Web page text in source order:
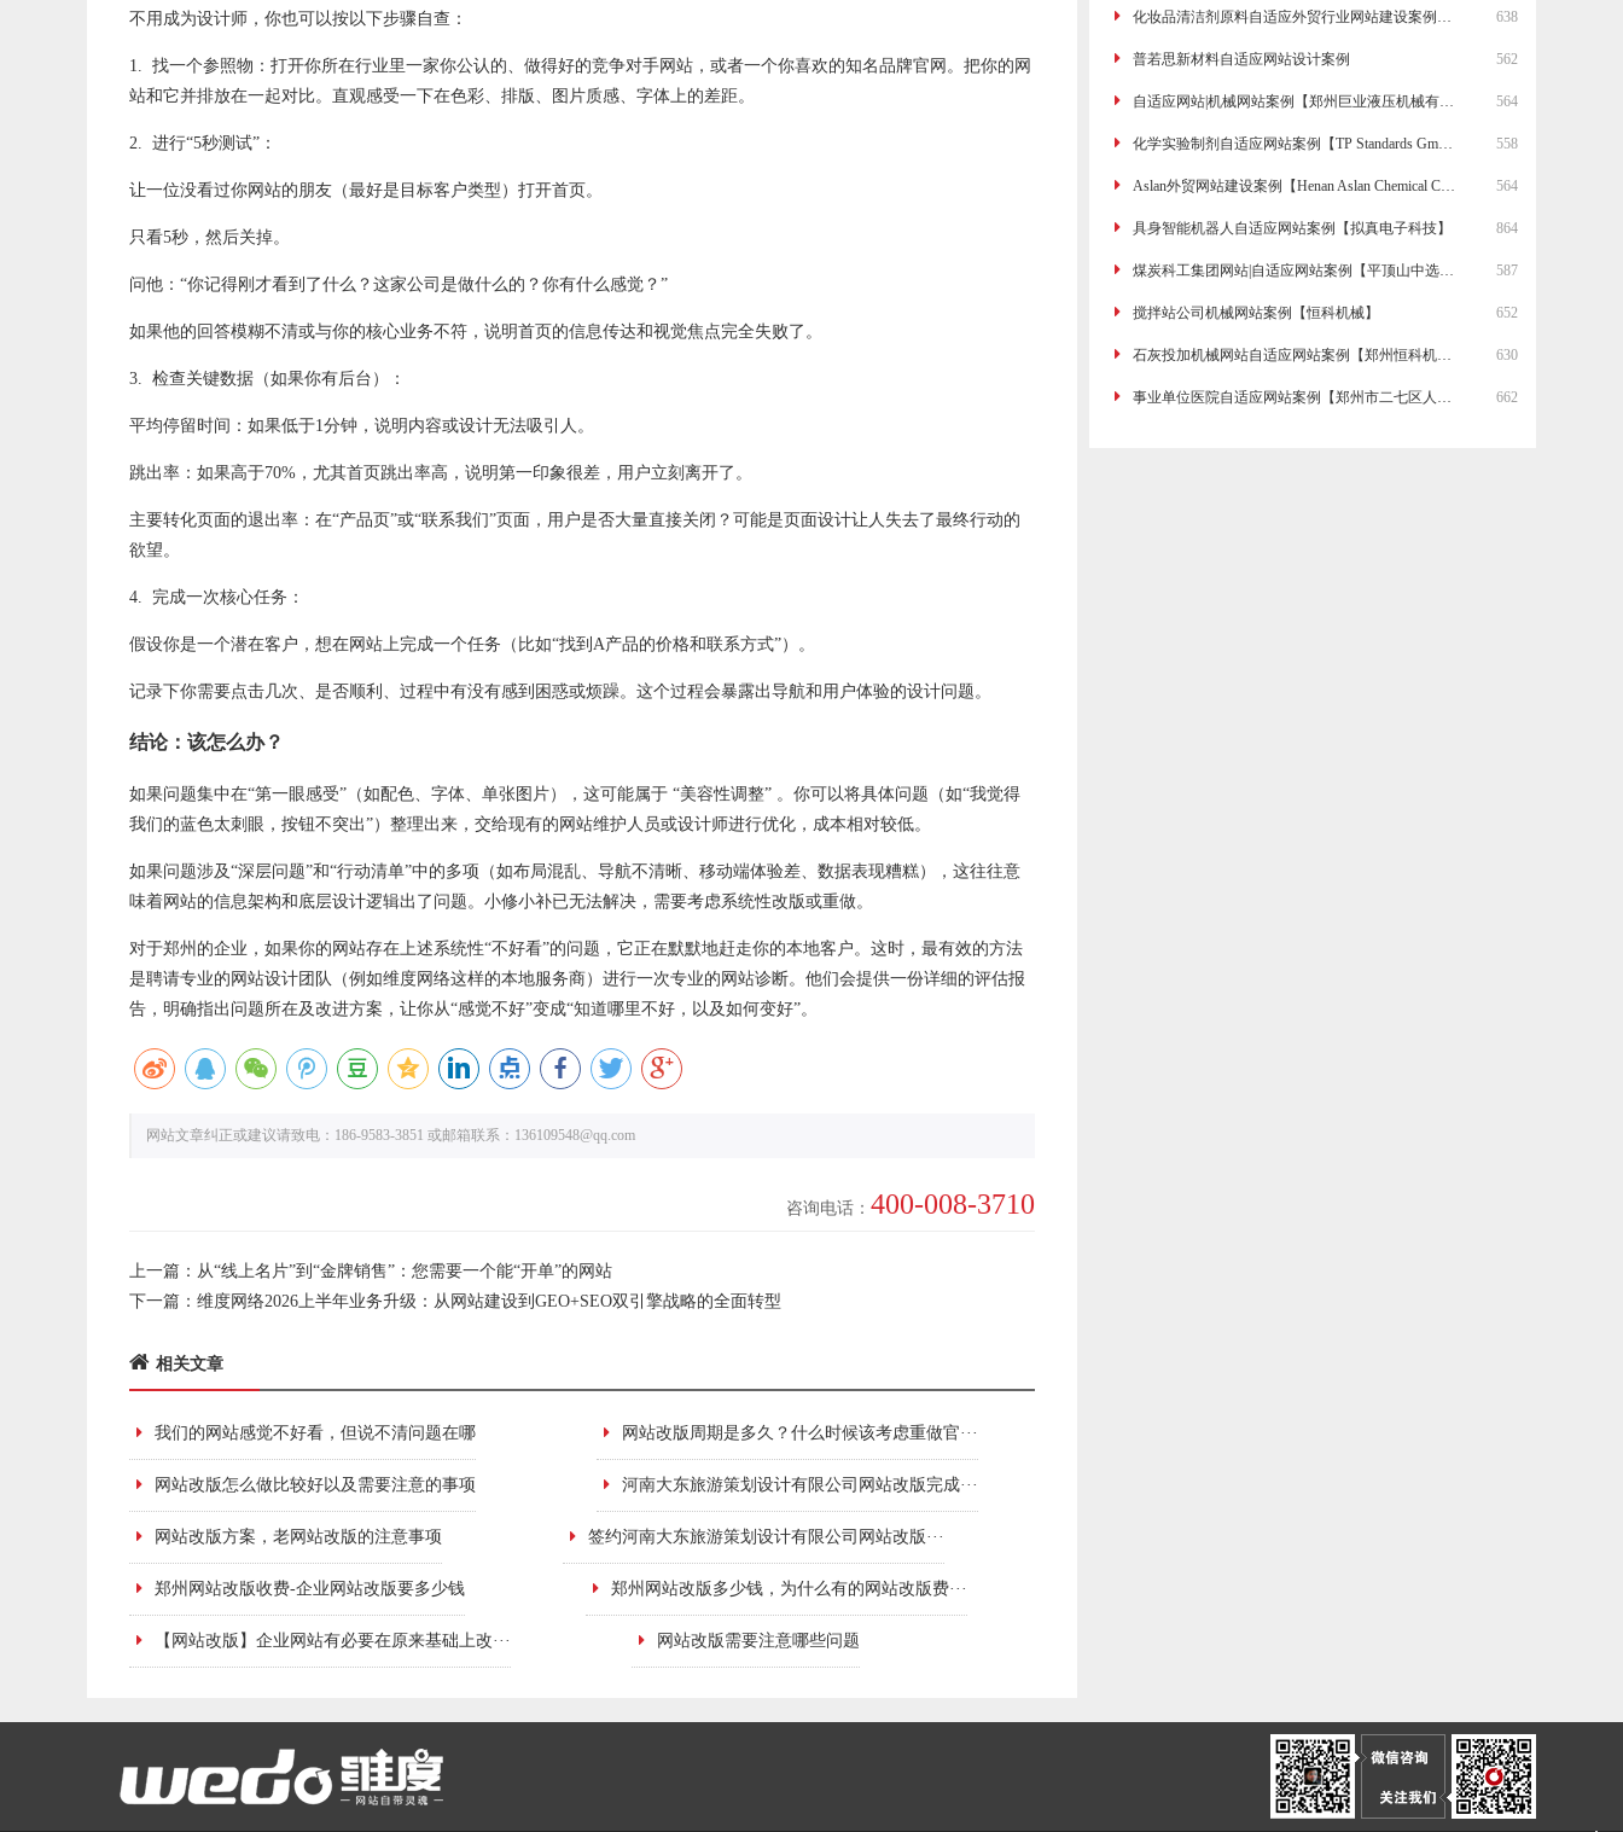
不用成为设计师，你也可以按以下步骤自查：
1. 找一个参照物：打开你所在行业里一家你公认的、做得好的竞争对手网站，或者一个你喜欢的知名品牌官网。把你的网
站和它并排放在一起对比。直观感受一下在色彩、排版、图片质感、字体上的差距。
2. 进行“5秒测试”：
让一位没看过你网站的朋友（最好是目标客户类型）打开首页。
只看5秒，然后关掉。
问他：“你记得刚才看到了什么？这家公司是做什么的？你有什么感觉？”
如果他的回答模糊不清或与你的核心业务不符，说明首页的信息传达和视觉焦点完全失败了。
3. 检查关键数据（如果你有后台）：
平均停留时间：如果低于1分钟，说明内容或设计无法吸引人。
跳出率：如果高于70%，尤其首页跳出率高，说明第一印象很差，用户立刻离开了。
主要转化页面的退出率：在“产品页”或“联系我们”页面，用户是否大量直接关闭？可能是页面设计让人失去了最终行动的
欲望。
4. 完成一次核心任务：
假设你是一个潜在客户，想在网站上完成一个任务（比如“找到A产品的价格和联系方式”）。
记录下你需要点击几次、是否顺利、过程中有没有感到困惑或烦躁。这个过程会暴露出导航和用户体验的设计问题。
结论：该怎么办？
如果问题集中在“第一眼感受”（如配色、字体、单张图片），这可能属于 “美容性调整” 。你可以将具体问题（如“我觉得
我们的蓝色太刺眼，按钮不突出”）整理出来，交给现有的 网站维护 人员或设计师进行优化，成本相对较低。
如果问题涉及“深层问题”和“行动清单”中的多项（如布局混乱、导航不清晰、移动端体验差、数据表现糟糕），这往往意
味着网站的信息架构和底层设计逻辑出了问题。小修小补已无法解决，需要考虑系统性改版或重做。
对于郑州的企业，如果你的网站存在上述系统性“不好看”的问题，它正在默默地赶走你的本地客户。这时，最有效的方法
是聘请专业的网站设计团队（例如维度网络这样的本地服务商）进行一次专业的网站诊断。他们会提供一份详细的评估报
告，明确指出问题所在及改进方案，让你从“感觉不好”变成“知道哪里不好，以及如何变好”。
网站文章纠正或建议请致电：186-9583-3851 或邮箱联系：136109548@qq.com
咨询电话： 400-008-3710
上一篇： 从“线上名片”到“金牌销售”：您需要一个能“开单”的网站
下一篇： 维度网络2026上半年业务升级：从网站建设到GEO+SEO双引擎战略的全面转型
相关文章
我们的网站感觉不好看，但说不清问题在哪 网站改版周期是多久？什么时候该考虑重做官···
网站改版怎么做比较好以及需要注意的事项 河南大东旅游策划设计有限公司网站改版完成···
网站改版方案，老网站改版的注意事项 签约河南大东旅游策划设计有限公司网站改版···
郑州网站改版收费-企业网站改版要多少钱 郑州网站改版多少钱，为什么有的网站改版费···
【网站改版】企业网站有必要在原来基础上改··· 网站改版需要注意哪些问题
638
化妆品清洁剂原料自适应外贸行业网站建设案例【Henan Jiahe Biotechnology Co. Ltd.】
562
普若思新材料自适应网站设计案例
564
自适应网站|机械网站案例【郑州巨业液压机械有限公司】
558
化学实验制剂自适应网站案例【TP Standards GmbH】
564
Aslan外贸网站建设案例【Henan Aslan Chemical Co.,Ltd】
864
具身智能机器人自适应网站案例【拟真电子科技】
587
煤炭科工集团网站|自适应网站案例【平顶山中选自控系统有限公司】
652
搅拌站公司机械网站案例【恒科机械】
630
石灰投加机械网站自适应网站案例【郑州恒科机械有限公司】
662
事业单位医院自适应网站案例【郑州市二七区人民医院】